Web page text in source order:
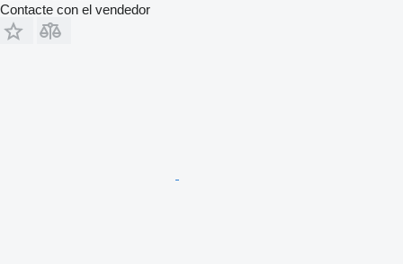
Contacte con el vendedor